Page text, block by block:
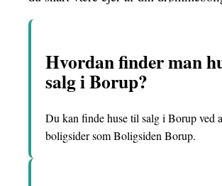
Hvordan finder man
salg i Borup?
Du kan finde huse til salg i Borup ved
boligsider som Boligsiden Borup.